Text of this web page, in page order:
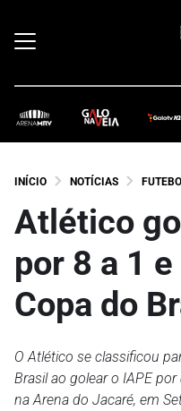
INÍCIO NOTÍCIAS
Atlético
por 8 a 1
Copa do
O Atlético se classificou
Brasil ao golear o IAPE
na Arena do Jacaré, em